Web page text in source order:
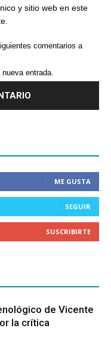
y sitio web en este
comentarios a
entrada.
ME GUSTA
SEGUIR
SUSCRIBIRTE
de Vicente
la crítica